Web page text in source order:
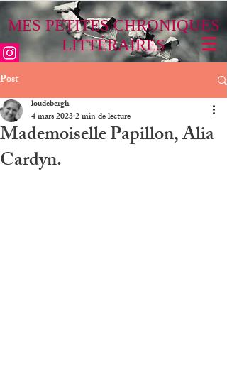
MES PETITES CHRONIQUES
LITTÉRAIRES
Post
Mademoiselle Papillon, Alia
Cardyn.
loudebergh
4 mars 20232 min de lecture